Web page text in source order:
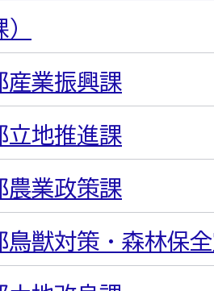
産業振興課
立地推進課
農業政策課
鳥獣対策・森林保